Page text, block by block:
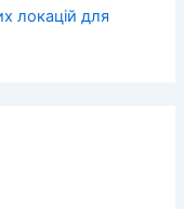
локацій для